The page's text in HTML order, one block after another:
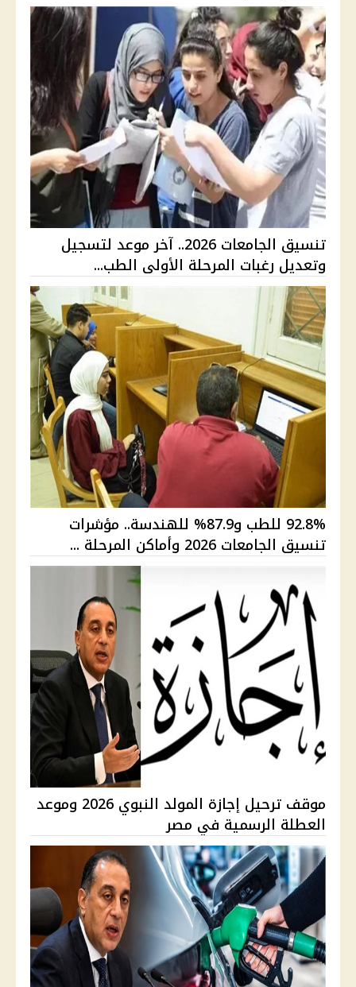
تنسيق الجامعات 2026.. آخر موعد لتسجيل
وتعديل رغبات المرحلة الأولى الطب...
92.8% للطب و87.9% للهندسة.. مؤشرات
تنسيق الجامعات 2026 وأماكن المرحلة ...
موقف ترحيل إجازة المولد النبوي 2026 وموعد
العطلة الرسمية في مصر